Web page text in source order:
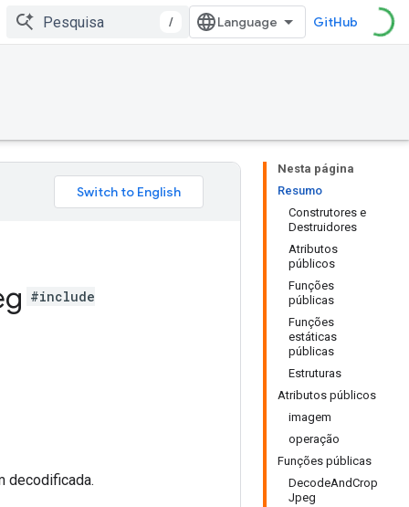
/ GitHub
Nesta página
Resumo
Construtores e
Destruidores
Atributos
públicos
Funções
públicas
Funções
estáticas
públicas
Estruturas
Atributos públicos
imagem
operação
Funções públicas
DecodeAndCrop
Jpeg
#include
decodificada.